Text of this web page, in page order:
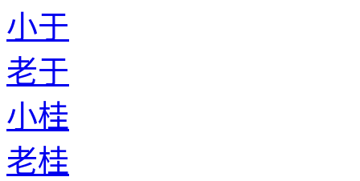
小于
老于
小桂
老桂